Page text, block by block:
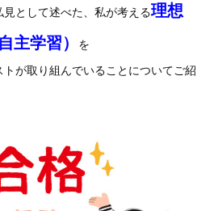
として述べた、私が考える理想
主学習）
を
が取り組んでいることについてご紹